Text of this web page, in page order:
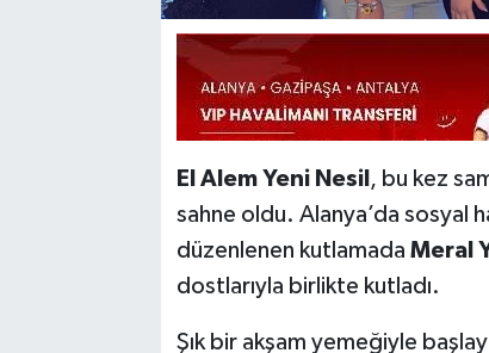
El Alem Yeni Nesil , bu kez
sahne oldu. Alanya’da sosyal
düzenlenen kutlamada Meral
dostlarıyla birlikte kutladı.
Şık bir akşam yemeğiyle